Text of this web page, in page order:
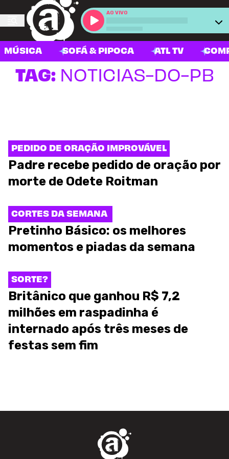
AO VIVO
MÚSICA SOFÁ & PIPOCA ATL TV
TAG: NOTICIAS-DO-PB
PEDIDO DE ORAÇÃO IMPROVÁVEL
Padre recebe pedido de oração por
morte de Odete Roitman
CORTES DA SEMANA
Pretinho Básico: os melhores
momentos e piadas da semana
SORTE?
Britânico que ganhou R$ 7,2
milhões em raspadinha é
internado após três meses de
festas sem fim